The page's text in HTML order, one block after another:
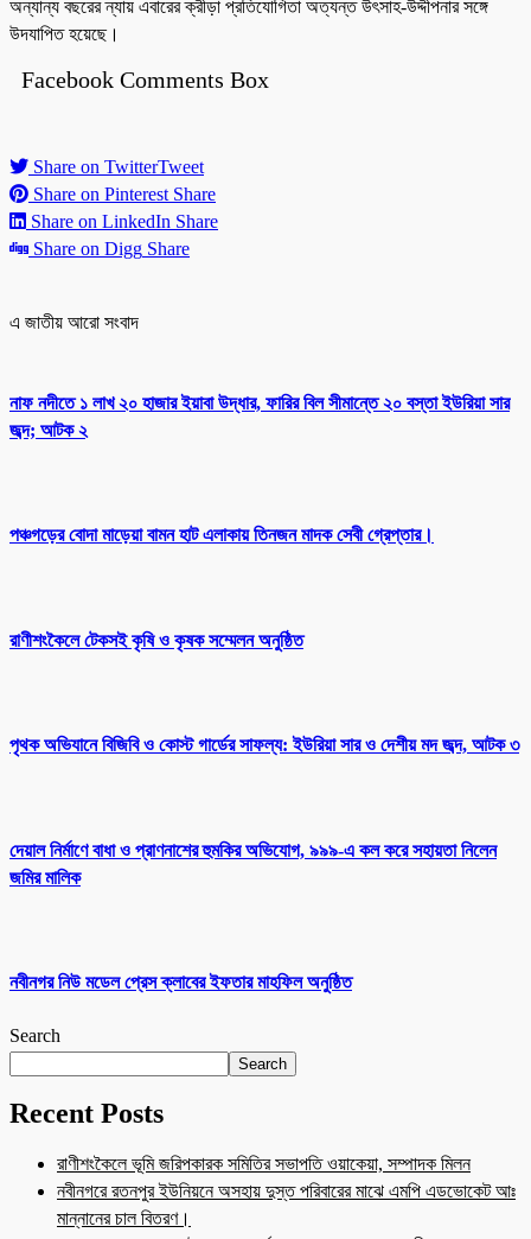
অন্যান্য বছরের ন্যায় এবারের ক্রীড়া প্রতিযোগিতা অত্যন্ত উৎসাহ-উদ্দীপনার সঙ্গে
উদযাপিত হয়েছে।
Facebook Comments Box
Share on TwitterTweet
Share on Pinterest Share
Share on LinkedIn Share
Share on Digg Share
এ জাতীয় আরো সংবাদ
নাফ নদীতে ১ লাখ ২০ হাজার ইয়াবা উদ্ধার, ফারির বিল সীমান্তে ২০ বস্তা ইউরিয়া সার
জব্দ; আটক ২
পঞ্চগড়ের বোদা মাড়েয়া বামন হাট এলাকায় তিনজন মাদক সেবী গ্রেপ্তার।
রাণীশংকৈলে টেকসই কৃষি ও কৃষক সম্মেলন অনুষ্ঠিত
পৃথক অভিযানে বিজিবি ও কোস্ট গার্ডের সাফল্য: ইউরিয়া সার ও দেশীয় মদ জব্দ, আটক ৩
দেয়াল নির্মাণে বাধা ও প্রাণনাশের হুমকির অভিযোগ, ৯৯৯-এ কল করে সহায়তা নিলেন
জমির মালিক
নবীনগর নিউ মডেল প্রেস ক্লাবের ইফতার মাহফিল অনুষ্ঠিত
Search
Search
Recent Posts
রাণীশংকৈলে ভূমি জরিপকারক সমিতির সভাপতি ওয়াকেয়া, সম্পাদক মিলন
নবীনগরে রতনপুর ইউনিয়নে অসহায় দুস্ত পরিবারের মাঝে এমপি এডভোকেট আঃ
মান্নানের চাল বিতরণ।